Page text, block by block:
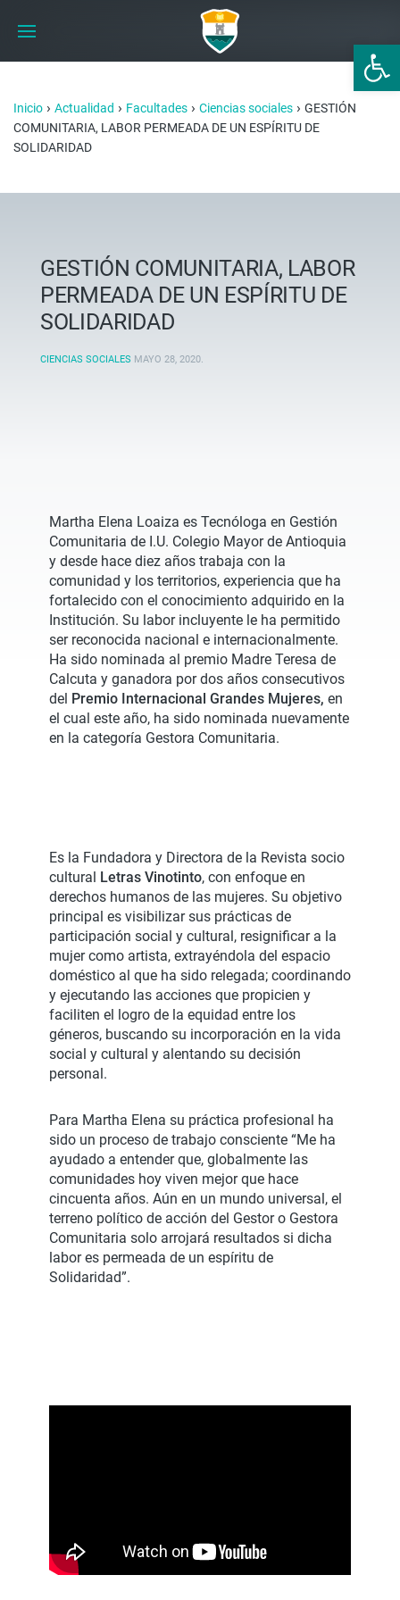
Abrir
Inicio › Actualidad › Facultades › Ciencias sociales › GESTIÓN
COMUNITARIA, LABOR PERMEADA DE UN ESPÍRITU DE
SOLIDARIDAD
GESTIÓN COMUNITARIA, LABOR
PERMEADA DE UN ESPÍRITU DE
SOLIDARIDAD
CIENCIAS SOCIALES MAYO 28, 2020.
Martha Elena Loaiza es Tecnóloga en Gestión
Comunitaria de I.U. Colegio Mayor de Antioquia
y desde hace diez años trabaja con la
comunidad y los territorios, experiencia que ha
fortalecido con el conocimiento adquirido en la
Institución. Su labor incluyente le ha permitido
ser reconocida nacional e internacionalmente.
Ha sido nominada al premio Madre Teresa de
Calcuta y ganadora por dos años consecutivos
del Premio Internacional Grandes Mujeres, en
el cual este año, ha sido nominada nuevamente
en la categoría Gestora Comunitaria.
Es la Fundadora y Directora de la Revista socio
cultural Letras Vinotinto, con enfoque en
derechos humanos de las mujeres. Su objetivo
principal es visibilizar sus prácticas de
participación social y cultural, resignificar a la
mujer como artista, extrayéndola del espacio
doméstico al que ha sido relegada; coordinando
y ejecutando las acciones que propicien y
faciliten el logro de la equidad entre los
géneros, buscando su incorporación en la vida
social y cultural y alentando su decisión
personal.
Para Martha Elena su práctica profesional ha
sido un proceso de trabajo consciente “Me ha
ayudado a entender que, globalmente las
comunidades hoy viven mejor que hace
cincuenta años. Aún en un mundo universal, el
terreno político de acción del Gestor o Gestora
Comunitaria solo arrojará resultados si dicha
labor es permeada de un espíritu de
Solidaridad”.